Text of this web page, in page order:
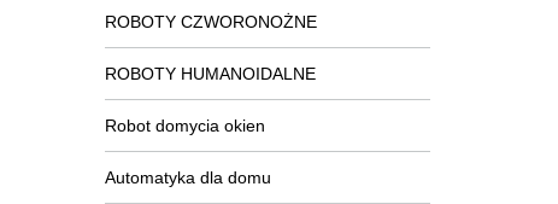
ROBOTY CZWORONOŻNE
ROBOTY HUMANOIDALNE
Robot domycia okien
Automatyka dla domu